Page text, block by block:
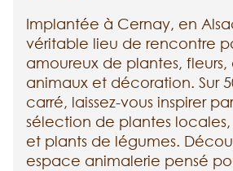
Implantée à Cernay, en
véritable lieu de rencontre
amoureux de plantes, fleurs,
animaux et décoration. Sur
carré, laissez-vous inspirer
sélection de plantes locales,
et plants de légumes.
espace animalerie pensé